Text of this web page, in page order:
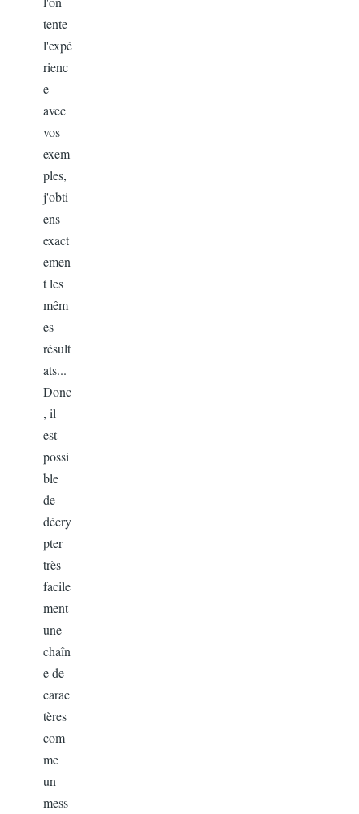
tente
l'expé
rienc
e
avec
vos
exem
ples,
j'obti
ens
exact
emen
t les
mêm
es
résult
ats...
Donc
, il
est
possi
ble
de
décry
pter
très
facile
ment
une
chaîn
e de
carac
tères
com
me
un
mess